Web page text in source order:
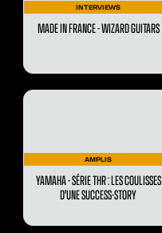
INTERVIEWS
MADE IN FRANCE - WIZARD GUITARS
AMPLIS
YAMAHA - SÉRIE THR : LES COULISSES
D'UNE SUCCESS-STORY